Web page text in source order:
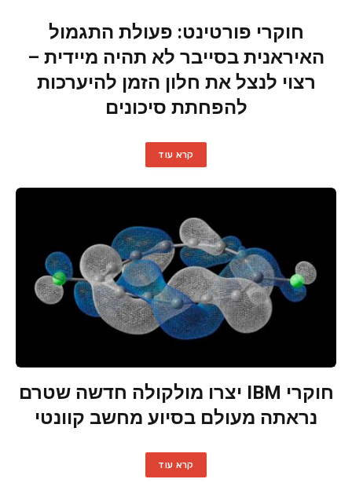
חוקרי פורטינט: פעולת התגמול
האיראנית בסייבר לא תהיה מיידית –
רצוי לנצל את חלון הזמן להיערכות
להפחתת סיכונים
קרא עוד
חוקרי IBM יצרו מולקולה חדשה שטרם
נראתה מעולם בסיוע מחשב קוונטי
קרא עוד